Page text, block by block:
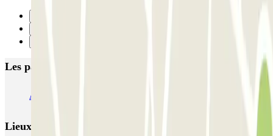
Les parkings les mieux notés à Reus
AENA Aeropuerto de Reus - General P2
Lieux et événements intéressants à proximité NN El